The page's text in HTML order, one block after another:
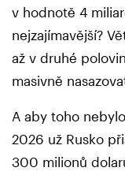
v hodnotě 4
nejzajímavější?
až v druhé
masivně
A aby toho
2026 už Rusko
300 milionů